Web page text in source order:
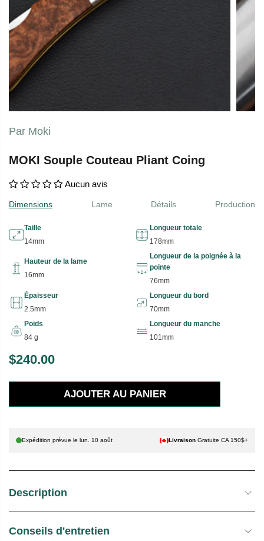
Par Moki
MOKI Souple Couteau Pliant Coing
Aucun avis
Dimensions Lame Détails Production
Taille
14mm
Longueur totale
178mm
Hauteur de la lame
16mm
Longueur de la poignée à la
pointe
76mm
Épaisseur
2.5mm
Longueur du bord
70mm
Poids
84 g
Longueur du manche
101mm
P
R
X
T
L
$240.00
AJOUTER AU PANIER
Expédition prévue lelun. 10 août Livraison Gratuite CA 150$+
Description
Conseils d'entretien